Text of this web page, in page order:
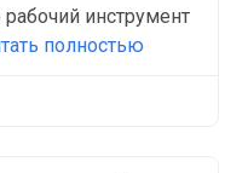
рабочий инструмент
полностью